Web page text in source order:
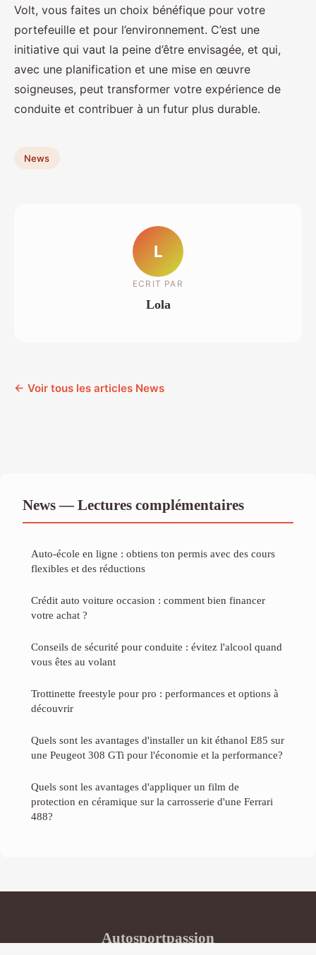
Volt, vous faites un choix bénéfique pour votre
portefeuille et pour l’environnement. C’est une
initiative qui vaut la peine d’être envisagée, et qui,
avec une planification et une mise en œuvre
soigneuses, peut transformer votre expérience de
conduite et contribuer à un futur plus durable.
News
L
ECRIT PAR
Lola
← Voir tous les articles News
News — Lectures complémentaires
Auto-école en ligne : obtiens ton permis avec des cours
flexibles et des réductions
Crédit auto voiture occasion : comment bien financer
votre achat ?
Conseils de sécurité pour conduite : évitez l'alcool quand
vous êtes au volant
Trottinette freestyle pour pro : performances et options à
découvrir
Quels sont les avantages d'installer un kit éthanol E85 sur
une Peugeot 308 GTi pour l'économie et la performance?
Quels sont les avantages d'appliquer un film de
protection en céramique sur la carrosserie d'une Ferrari
488?
Autosportpassion